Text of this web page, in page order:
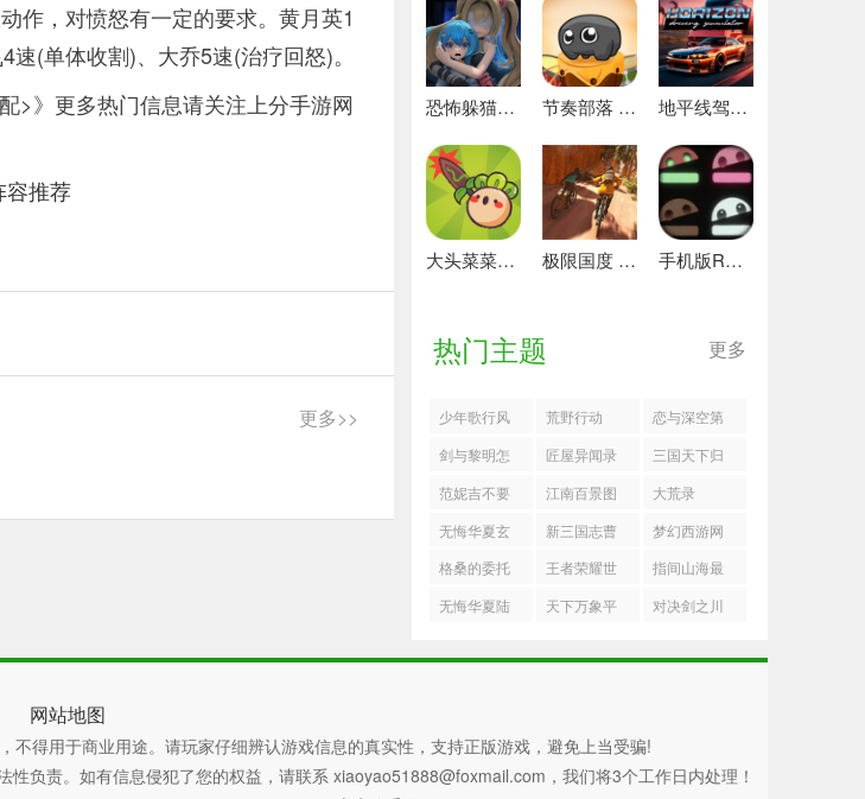
作，对愤怒有一定的要求。黄月英1
(单体收割)、大乔5速(治疗回怒)。
>》更多热门信息请关注上分手游网
容推荐
更多>>
恐怖躲猫猫4 最新版 节奏部落 安卓版 地平线驾驶模拟器 最新版
大头菜菜历险记 好玩的 极限国度 最新版 手机版REPO 安卓版
热门主题 更多
少年歌行风
花雪月天境
隐士选什么
荒野行动
恋与深空第
六位男主敖
尹设定
剑与黎明怎
么穿戴宠物
与皮肤
匠屋异闻录
菲恩体系怎
么玩
三国天下归
心关羽兄弟
队怎么玩
范妮吉不要
和浆果说话
中文版
江南百景图
taptap最新版
大荒录
无悔华夏玄
奘传神话线
怎么玩
新三国志曹
操传诸天星
曜小乔困难
梦幻西游网
页版溪居记
事玩法攻略
格桑的委托
王者荣耀世
界染膏获取
指间山海最
新阵容推荐
无悔华夏陆
天下万象平
对决剑之川
网站地图
得用于商业用途。请玩家仔细辨认游戏信息的真实性，支持正版游戏，避免上当受骗!
负责。如有信息侵犯了您的权益，请联系 xiaoyao51888@foxmail.com，我们将3个工作日内处理！